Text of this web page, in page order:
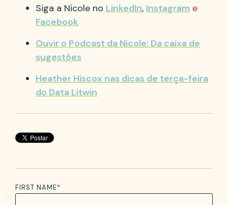
Siga a Nicole no LinkedIn, Instagram e
Facebook
Ouvir o Podcast da Nicole: Da caixa de
sugestões
Heather Hiscox nas dicas de terça-feira
do Data Litwin
FIRST NAME*